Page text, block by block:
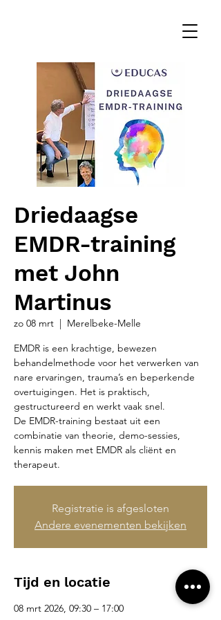
Driedaagse
EMDR-training
met John
Martinus
zo 08 mrt
  |
Merelbeke-Melle
EMDR is een krachtige, bewezen
behandelmethode voor het verwerken van
nare ervaringen, trauma’s en beperkende
overtuigingen. Het is praktisch,
gestructureerd en werkt vaak snel.
De EMDR-training bestaat uit een
combinatie van theorie, demo-sessies,
kennis maken met EMDR als cliënt en
therapeut.
Registratie is afgesloten
Andere evenementen bekijken
Tijd en locatie
08 mrt 2026, 09:30 – 17:00